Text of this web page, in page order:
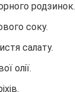
родзинок.
соку.
салату.
олії.